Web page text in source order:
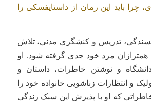
چرا باید این رمان از داستایفسکی را
تدریس و کنشگری مدنی، تلاش
مرد خود جدی گرفته شود. او
و نوشتن خاطرات، داستان و
و انتظارات زناشویی خانواده خود را
که او با پذیرش این سبک زندگی